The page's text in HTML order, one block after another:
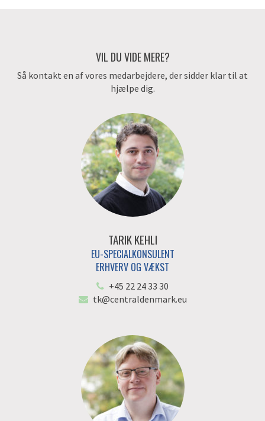
VIL DU VIDE MERE?
Så kontakt en af vores medarbejdere, der sidder klar til at
hjælpe dig.
TARIK KEHLI
EU-SPECIALKONSULENT
ERHVERV OG VÆKST
+45 22 24 33 30
tk@centraldenmark.eu